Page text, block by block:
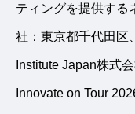
ティングを提供する
社：東京都千代田区
Institute Japan株式
Innovate on Tour